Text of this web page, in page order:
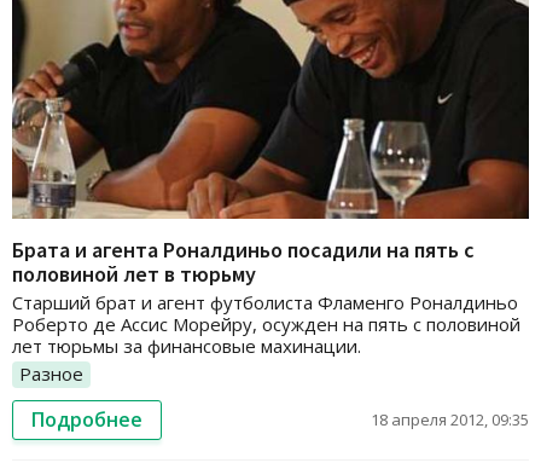
Брата и агента Роналдиньо посадили на пять с
половиной лет в тюрьму
Старший брат и агент футболиста Фламенго Роналдиньо
Роберто де Ассис Морейру, осужден на пять с половиной
лет тюрьмы за финансовые махинации.
Разное
Подробнее 18 апреля 2012, 09:35